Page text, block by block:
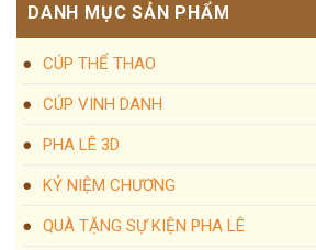
DANH MỤC SẢN PHẨM
CÚP THỂ THAO
CÚP VINH DANH
PHA LÊ 3D
KỶ NIỆM CHƯƠNG
QUÀ TẶNG SỰ KIỆN PHA LÊ